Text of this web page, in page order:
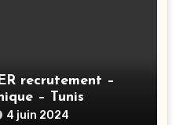
recrutement –
– Tunis
4 juin 2024